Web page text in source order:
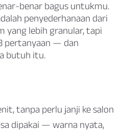
benar bagus untukmu.
penyederhanaan dari
yang lebih granular, tapi
pertanyaan — dan
butuh itu.
tanpa perlu janji ke salon
dipakai — warna nyata,